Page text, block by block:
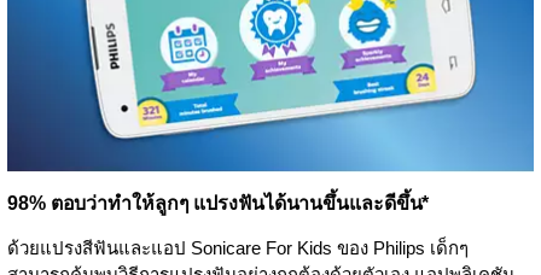
98% ตอบว่าทำให้ลูกๆ แปรงฟันได้นานขึ้นและดีขึ้น*
ด้วยแปรงสีฟันและแอป Sonicare For Kids ของ Philips เด็กๆ